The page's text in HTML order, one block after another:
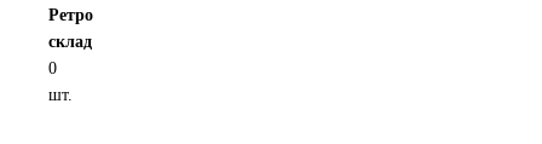
ГАЗПРОМ
ЛУКОЙЛ
Ретро
склад
0
шт.